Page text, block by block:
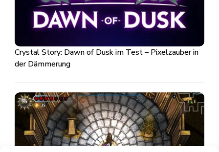
Crystal Story: Dawn of Dusk im Test – Pixelzauber in
der Dämmerung